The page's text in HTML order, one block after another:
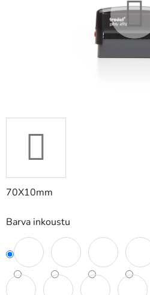
70X10mm
Barva inkoustu